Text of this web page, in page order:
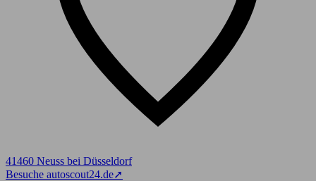
41460 Neuss bei Düsseldorf
Besuche autoscout24.de➚